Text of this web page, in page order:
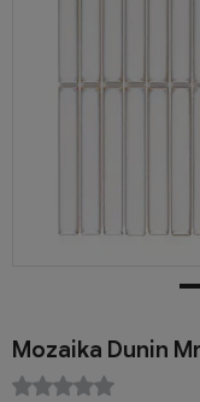
Mozaika Dunin